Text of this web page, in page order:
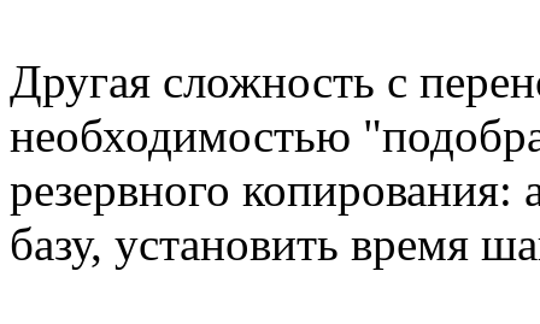
Другая сложность с
необходимостью
резервного копирования:
базу, установить время